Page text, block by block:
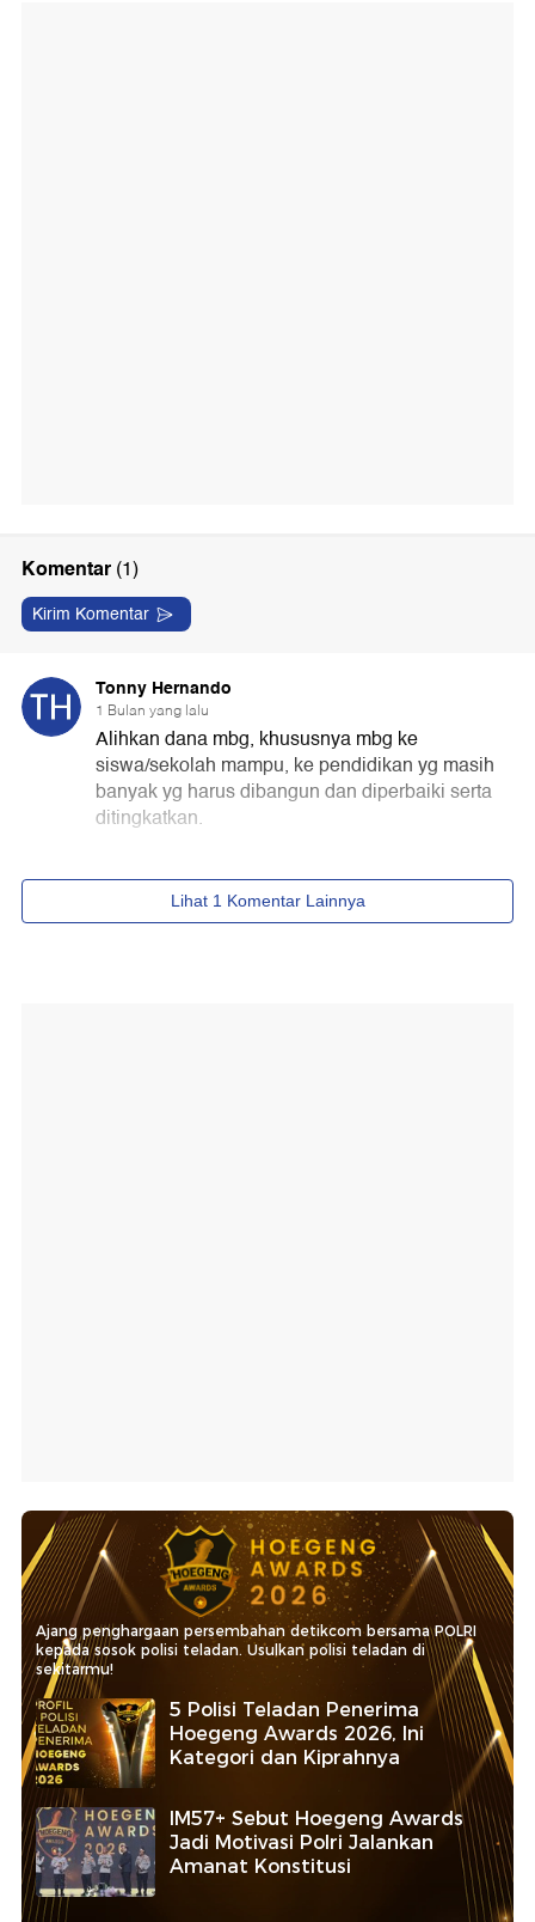
Ajang penghargaan persembahan detikcom bersama POLRI
kepada sosok polisi teladan. Usulkan polisi teladan di
sekitarmu!
5 Polisi Teladan Penerima
Hoegeng Awards 2026, Ini
Kategori dan Kiprahnya
IM57+ Sebut Hoegeng Awards
Jadi Motivasi Polri Jalankan
Amanat Konstitusi